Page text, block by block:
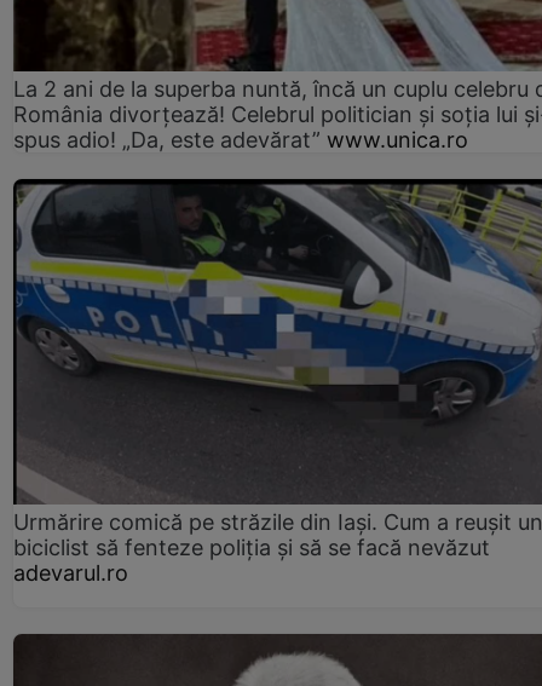
La 2 ani de la superba nuntă, încă un cuplu celebru
România divorțează! Celebrul politician și soția lui
spus adio! „Da, este adevărat” www.unica.ro
Urmărire comică pe străzile din Iași. Cum a reușit un
biciclist să fenteze poliția și să se facă nevăzut
adevarul.ro